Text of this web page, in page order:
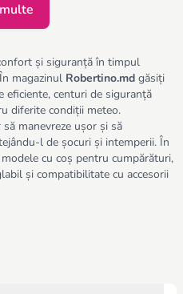
și siguranță în timpul
magazinul Robertino.md găsiți
eficiente, centuri de siguranță
diferite condiții meteo.
manevreze ușor și să
l de șocuri și intemperii. În
cu coș pentru cumpărături,
și compatibilitate cu accesorii
țineți cont de: